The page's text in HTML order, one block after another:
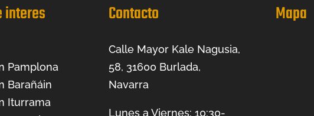
interes
Pamplona
Barañáin
Iturrama
Contacto
Calle Mayor Kale Nagusia,
58, 31600 Burlada,
Navarra
Lunes a Viernes: 10:30-
Mapa